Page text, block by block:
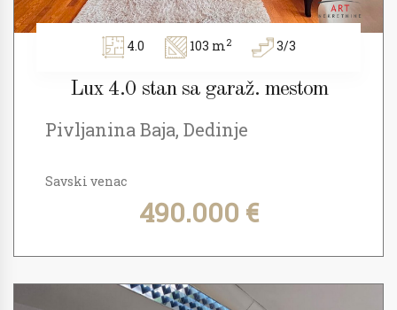
4.0 103 m2 3/3
Lux 4.0 stan sa garaž. mestom
Pivljanina Baja, Dedinje
Savski venac
490.000 €